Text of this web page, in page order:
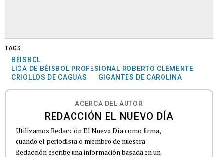
TAGS
BÉISBOL
LIGA DE BÉISBOL PROFESIONAL ROBERTO CLEMENTE
CRIOLLOS DE CAGUAS
GIGANTES DE CAROLINA
ACERCA DEL AUTOR
REDACCIÓN EL NUEVO DÍA
Utilizamos Redacción El Nuevo Día como firma,
cuando el periodista o miembro de nuestra
Redacción escribe una información basada en un